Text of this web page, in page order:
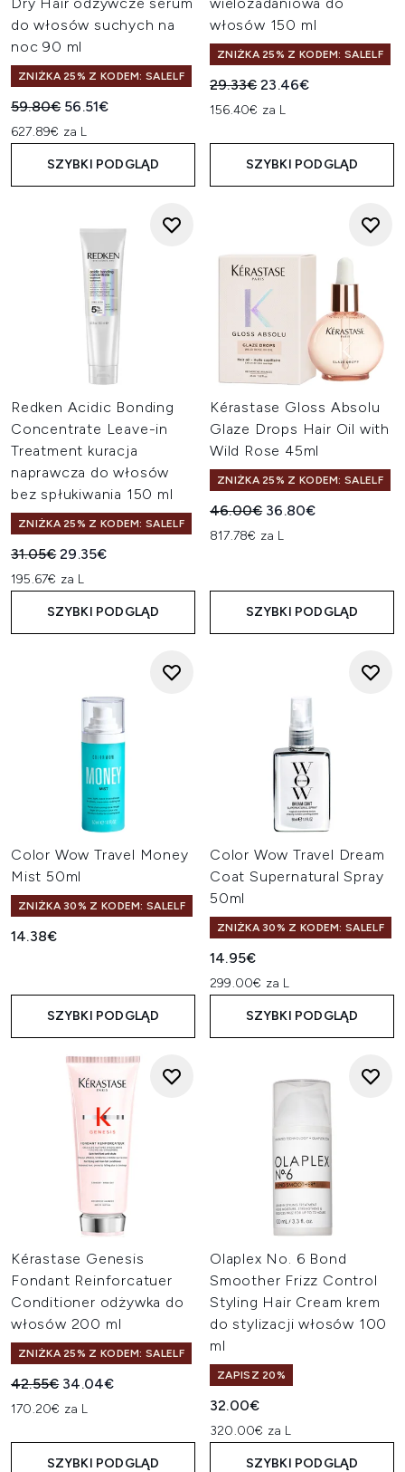
do włosów suchych na
noc 90 ml
ZNIŻKA 25% Z KODEM: SALELF
Sugerowana cena detaliczna:
59.80€ Aktualna cena:
56.51€
627.89€ za L
SZYBKI PODGLĄD
włosów 150 ml
ZNIŻKA 25% Z KODEM: SALELF
Sugerowana cena
29.33€Aktualna cena:
23.46€
156.40€ za L
SZYBKI PODGLĄD
Redken Acidic Bonding
Concentrate Leave-in
Treatment kuracja
naprawcza do włosów
bez spłukiwania 150 ml
ZNIŻKA 25% Z KODEM: SALELF
Sugerowana cena detaliczna:
31.05€Aktualna cena:
29.35€
195.67€ za L
SZYBKI PODGLĄD
Kérastase Gloss Absolu
Glaze Drops Hair Oil with
Wild Rose 45ml
ZNIŻKA 25% Z KODEM: SALELF
Sugerowana cena
46.00€ Aktualna cena:
36.80€
817.78€ za L
SZYBKI PODGLĄD
Color Wow Travel Money
Mist 50ml
ZNIŻKA 30% Z KODEM: SALELF
14.38€
SZYBKI PODGLĄD
Color Wow Travel Dream
Coat Supernatural Spray
50ml
ZNIŻKA 30% Z KODEM: SALELF
14.95€
299.00€ za L
SZYBKI PODGLĄD
Kérastase Genesis
Fondant Reinforcatuer
Conditioner odżywka do
włosów 200 ml
ZNIŻKA 25% Z KODEM: SALELF
Sugerowana cena detaliczna:
42.55€ Aktualna cena:
34.04€
170.20€ za L
SZYBKI PODGLĄD
Olaplex No. 6 Bond
Smoother Frizz Control
Styling Hair Cream krem
do stylizacji włosów 100
ml
ZAPISZ 20%
32.00€
320.00€ za L
SZYBKI PODGLĄD